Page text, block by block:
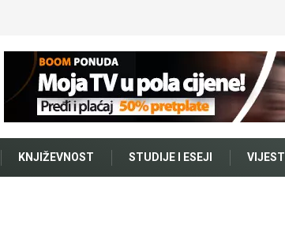
KNJIŽEVNOST STUDIJE I ESEJI VIJESTI